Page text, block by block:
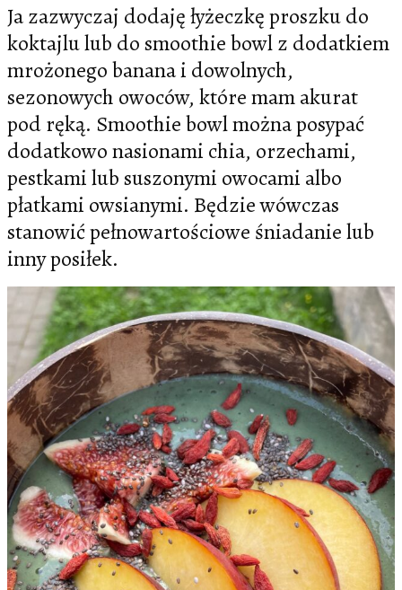
Ja zazwyczaj dodaję łyżeczkę proszku do
koktajlu lub do smoothie bowl z dodatkiem
mrożonego banana i dowolnych,
sezonowych owoców, które mam akurat
pod ręką. Smoothie bowl można posypać
dodatkowo nasionami chia, orzechami,
pestkami lub suszonymi owocami albo
płatkami owsianymi. Będzie wówczas
stanowić pełnowartościowe śniadanie lub
inny posiłek.